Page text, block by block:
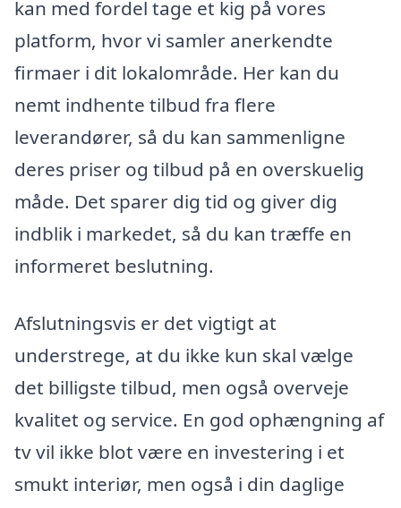
kan med fordel tage et kig på vores
platform, hvor vi samler anerkendte
firmaer i dit lokalområde. Her kan du
nemt indhente tilbud fra flere
leverandører, så du kan sammenligne
deres priser og tilbud på en overskuelig
måde. Det sparer dig tid og giver dig
indblik i markedet, så du kan træffe en
informeret beslutning.
Afslutningsvis er det vigtigt at
understrege, at du ikke kun skal vælge
det billigste tilbud, men også overveje
kvalitet og service. En god ophængning af
tv vil ikke blot være en investering i et
smukt interiør, men også i din daglige